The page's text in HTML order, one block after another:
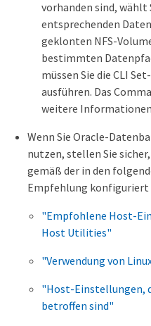
vorhanden sind, wählt
entsprechenden
geklonten NFS-
bestimmten
müssen Sie die CLI
ausführen. Das
weitere
Wenn Sie Oracle-
nutzen, stellen Sie
gemäß der in den
Empfehlung konfiguriert
"Empfohlene Host-
Host Utilities"
"Verwendung von
"Host-Einstellungen,
betroffen sind"